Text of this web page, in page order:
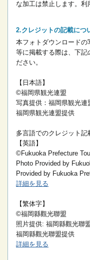
な加工は禁止します。 利
クレジットの記載につ
本フォトダウンロードの
等に掲載する際は、下記
ださい。
【日本語】
©福岡県観光連盟
写真提供：福岡県観光連
福岡県観光連盟提供
多言語でのクレジット記
【英語】
©Fukuoka Prefecture
Photo Provided by
Provided by Fukuoka
詳細を見る
【繁体字】
©福岡縣觀光聯盟
照片提供: 福岡縣觀光聯
福岡縣觀光聯盟提供
詳細を見る